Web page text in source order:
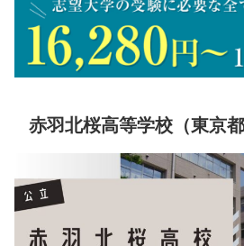
赤羽北桜高等学校（東京都